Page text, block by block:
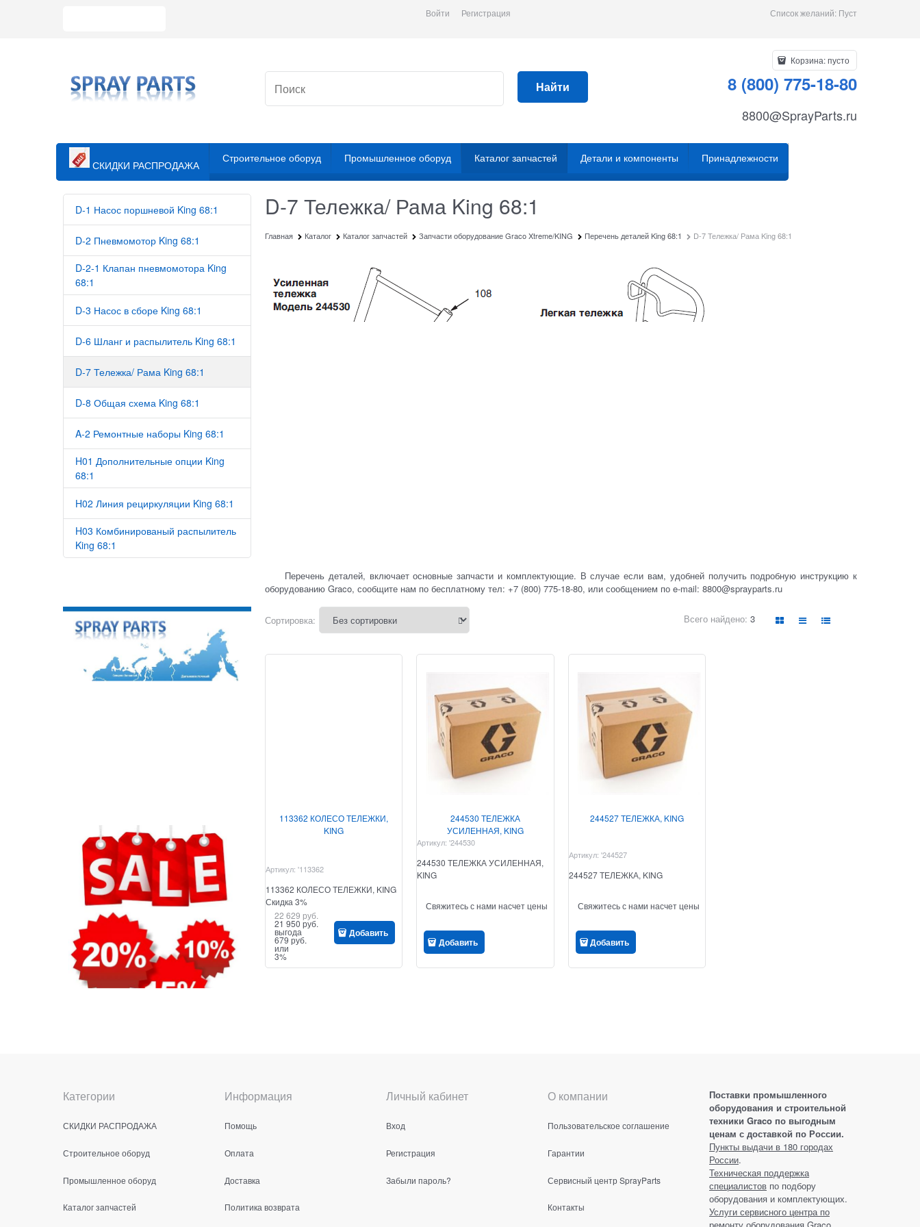
Войти Регистрация Список желаний: Пуст
Найти
Корзина:пусто
8 (800) 775-18-80
8800@SprayParts.ru
СКИДКИ РАСПРОДАЖА
Строительное оборуд Промышленное оборуд Каталог запчастей Детали и компоненты Принадлежности
D-1 Насос поршневой King 68:1
D-2 Пневмомотор King 68:1
D-2-1 Клапан пневмомотора King
68:1
D-3 Насос в сборе King 68:1
D-6 Шланг и распылитель King 68:1
D-7 Тележка/ Рама King 68:1
D-8 Общая схема King 68:1
A-2 Ремонтные наборы King 68:1
H01 Дополнительные опции King
68:1
H02 Линия рециркуляции King 68:1
H03 Комбинированый распылитель
King 68:1
D-7 Тележка/ Рама King 68:1
Главная Каталог Каталог запчастей Запчасти оборудование Graco Xtreme/KING Перечень деталей King 68:1 D-7 Тележка/ Рама King 68:1
Перечень деталей, включает основные запчасти и комплектующие. В случае если вам, удобней получить подробную инструкцию к
оборудованию Graco, сообщите нам по бесплатному тел: +7 (800) 775-18-80, или сообщением по e-mail: 8800@sprayparts.ru
Сортировка: Всего найдено: 3
113362 КОЛЕСО ТЕЛЕЖКИ,
KING
Артикул: '113362
113362 КОЛЕСО ТЕЛЕЖКИ, KING
Скидка 3%
22 629 руб.
21 950 руб.
выгода
679 руб.
или
3%
Добавить
244530 ТЕЛЕЖКА
УСИЛЕННАЯ, KING
Артикул:'244530
244530 ТЕЛЕЖКА УСИЛЕННАЯ,
KING
Свяжитесь с нами насчет цены
Добавить
244527 ТЕЛЕЖКА, KING
Артикул: '244527
244527 ТЕЛЕЖКА, KING
Свяжитесь с нами насчет цены
Добавить
Категории
СКИДКИ РАСПРОДАЖА
Строительное оборуд
Промышленное оборуд
Каталог запчастей
Информация
Помощь
Оплата
Доставка
Политика возврата
Личный кабинет
Вход
Регистрация
Забыли пароль?
О компании
Пользовательское соглашение
Гарантии
Сервисный центр SprayParts
Контакты
Поставки промышленного
оборудования и строительной
техники Graco по выгодным
ценам с доставкой по России.
Пункты выдачи в 180 городах
России.
Техническая поддержка
специалистов по подбору
оборудования и комплектующих.
Услуги сервисного центра по